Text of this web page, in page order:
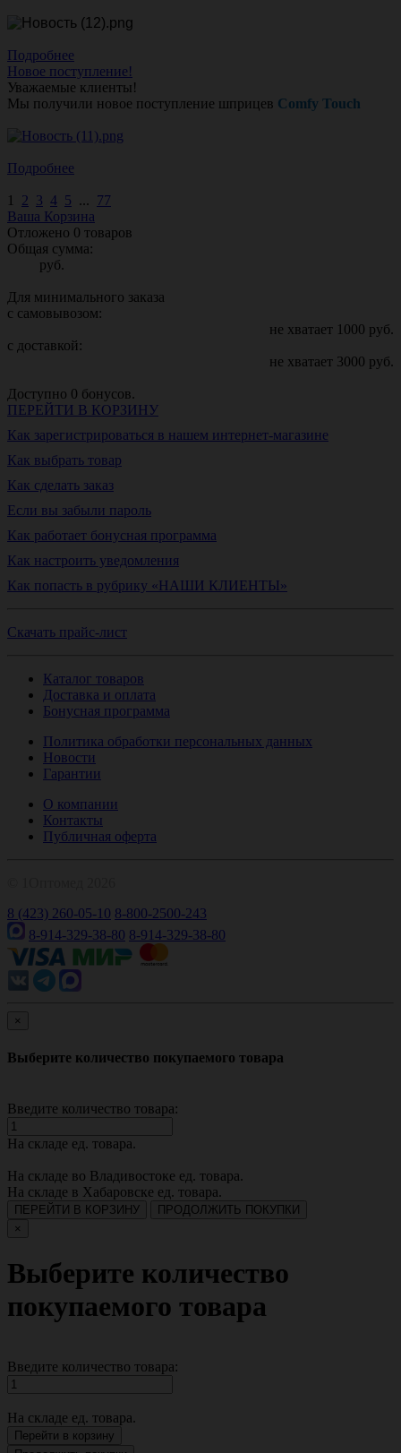
Подробнее
Новое поступление!
Уважаемые клиенты!
Мы получили новое поступление шприцев Comfy Touch
Подробнее
1 2 3 4 5 ... 77
Ваша Корзина
Отложено 0 товаров
Общая сумма:
руб.
Для минимального заказа
с самовывозом:
не хватает 1000 руб.
с доставкой:
не хватает 3000 руб.
Доступно 0 бонусов.
ПЕРЕЙТИ В КОРЗИНУ
Как зарегистрироваться в нашем интернет-магазине
Как выбрать товар
Как сделать заказ
Если вы забыли пароль
Как работает бонусная программа
Как настроить уведомления
Как попасть в рубрику «НАШИ КЛИЕНТЫ»
Скачать прайс-лист
Каталог товаров
Доставка и оплата
Бонусная программа
Политика обработки персональных данных
Новости
Гарантии
О компании
Контакты
Публичная оферта
8 (423) 260-05-10 8-800-2500-243
8-914-329-38-80 8-914-329-38-80
×
Выберите количество покупаемого товара
Введите количество товара:
На складе ед. товара.
На складе во Владивостоке ед. товара.
На складе в Хабаровске ед. товара.
ПЕРЕЙТИ В КОРЗИНУ
ПРОДОЛЖИТЬ ПОКУПКИ
×
Выберите количество
покупаемого товара
Введите количество товара:
На складе ед. товара.
Перейти в корзину